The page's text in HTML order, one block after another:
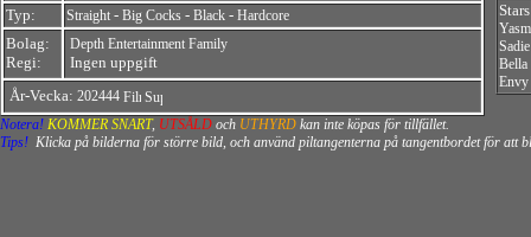
Typ:
Straight - Big Cocks - Black - Hardcore
Bolag:
Regi:
Depth Entertainment Family
Ingen uppgift
År-Vecka: 202444
Envy
Notera! KOMMER SNART, UTSÅLD och UTHYRD kan inte köpas för tillfället.
Tips! Klicka på bilderna för större bild, och använd piltangenterna på tangentbordet för att